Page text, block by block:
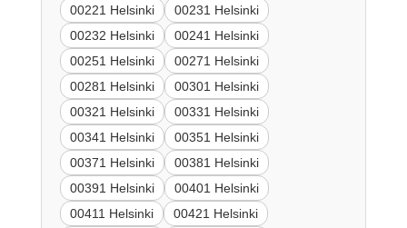
00221 Helsinki
00231 Helsinki
00232 Helsinki
00241 Helsinki
00251 Helsinki
00271 Helsinki
00281 Helsinki
00301 Helsinki
00321 Helsinki
00331 Helsinki
00341 Helsinki
00351 Helsinki
00371 Helsinki
00381 Helsinki
00391 Helsinki
00401 Helsinki
00411 Helsinki
00421 Helsinki